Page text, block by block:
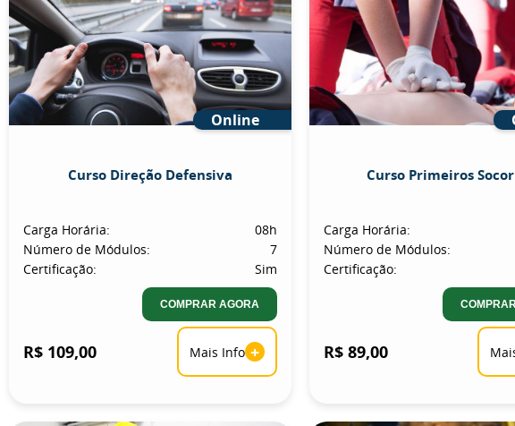
Online
Curso Direção Defensiva
Carga Horária:
08h
Número de Módulos:
7
Certificação:
Sim
COMPRAR AGORA
R$ 109,00 Mais Info +
Curso Primeiros
Carga Horária:
Número de Módulos:
Certificação:
R$ 89,00